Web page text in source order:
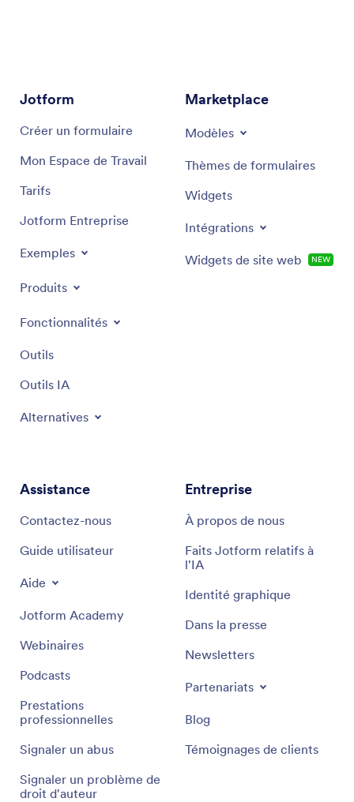
performance des livraisons.
Jotform
Créer un formulaire
Mon Espace de Travail
Tarifs
Jotform Entreprise
Exemples
Produits
Fonctionnalités
Outils
Outils IA
Alternatives
Marketplace
Modèles
Thèmes de formulaires
Widgets
Intégrations
Widgets de site web NEW
Assistance
Contactez-nous
Guide utilisateur
Aide
Jotform Academy
Webinaires
Podcasts
Prestations
professionnelles
Signaler un abus
Signaler un problème de
droit d'auteur
Entreprise
À propos de nous
Faits Jotform relatifs à
l'IA
Identité graphique
Dans la presse
Newsletters
Partenariats
Blog
Témoignages de clients